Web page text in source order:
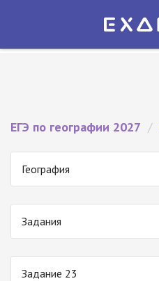
Экзамер — ЕГЭ 2027
ЕГЭ по географии 2027 /
География
Задания
Задание 23